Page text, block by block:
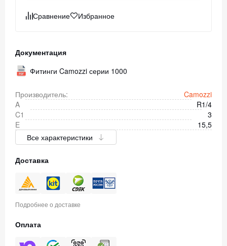
Сравнение Избранное
Документация
Фитинги Camozzi серии 1000
Производитель:
Camozzi
A
R1/4
C1
3
E
15,5
Все характеристики
Доставка
Подробнее о доставке
Оплата